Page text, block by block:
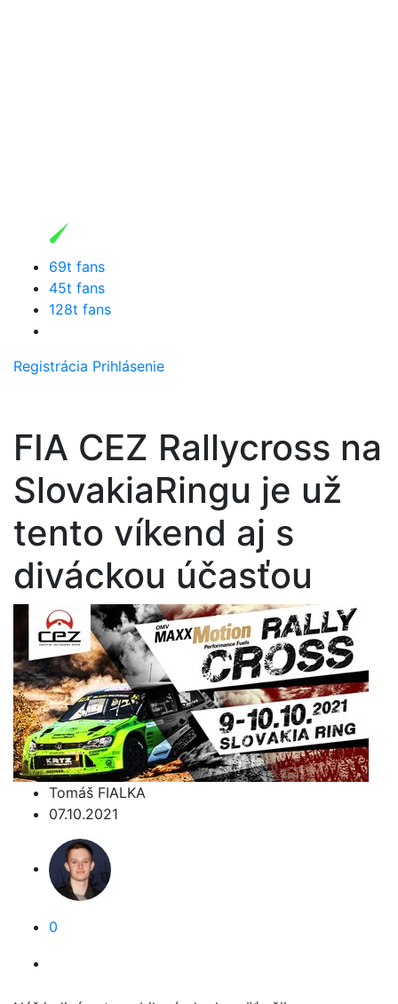
69t fans
45t fans
128t fans
Registrácia Prihlásenie
FIA CEZ Rallycross na
SlovakiaRingu je už
tento víkend aj s
diváckou účasťou
Tomáš FIALKA
07.10.2021
0